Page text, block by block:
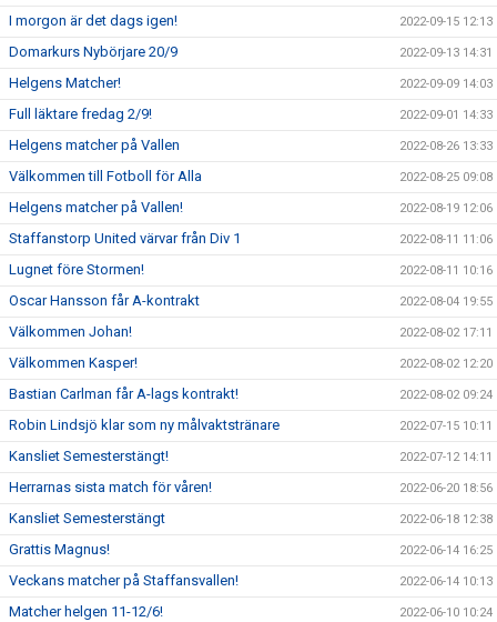
I morgon är det dags igen! 2022-09-15 12:13
Domarkurs Nybörjare 20/9 2022-09-13 14:31
Helgens Matcher! 2022-09-09 14:03
Full läktare fredag 2/9! 2022-09-01 14:33
Helgens matcher på Vallen 2022-08-26 13:33
Välkommen till Fotboll för Alla 2022-08-25 09:08
Helgens matcher på Vallen! 2022-08-19 12:06
Staffanstorp United värvar från Div 1 2022-08-11 11:06
Lugnet före Stormen! 2022-08-11 10:16
Oscar Hansson får A-kontrakt 2022-08-04 19:55
Välkommen Johan! 2022-08-02 17:11
Välkommen Kasper! 2022-08-02 12:20
Bastian Carlman får A-lags kontrakt! 2022-08-02 09:24
Robin Lindsjö klar som ny målvaktstränare 2022-07-15 10:11
Kansliet Semesterstängt! 2022-07-12 14:11
Herrarnas sista match för våren! 2022-06-20 18:56
Kansliet Semesterstängt 2022-06-18 12:38
Grattis Magnus! 2022-06-14 16:25
Veckans matcher på Staffansvallen! 2022-06-14 10:13
Matcher helgen 11-12/6! 2022-06-10 10:24